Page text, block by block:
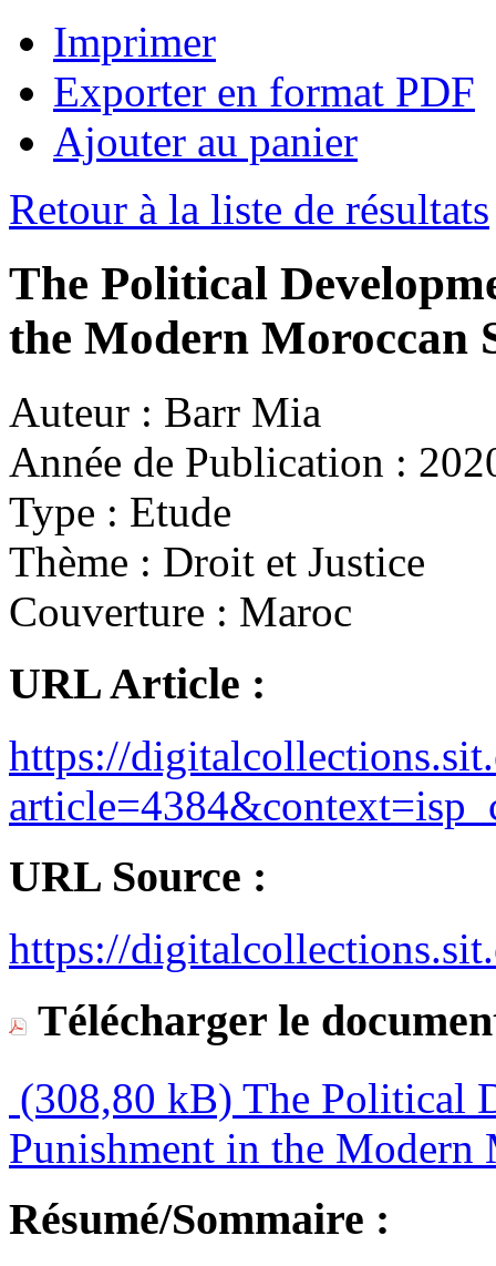
Imprimer
Exporter en format PDF
Ajouter au panier
Retour à la liste de résultats
The Political
the Modern Moroccan
Auteur : Barr Mia
Année de Publication :
Type : Etude
Thème : Droit et Justice
Couverture : Maroc
URL Article :
https://
URL Source :
https://
Télécharger le
(308,80 kB) The Political
Punishment in the Modern
Résumé/Sommaire :